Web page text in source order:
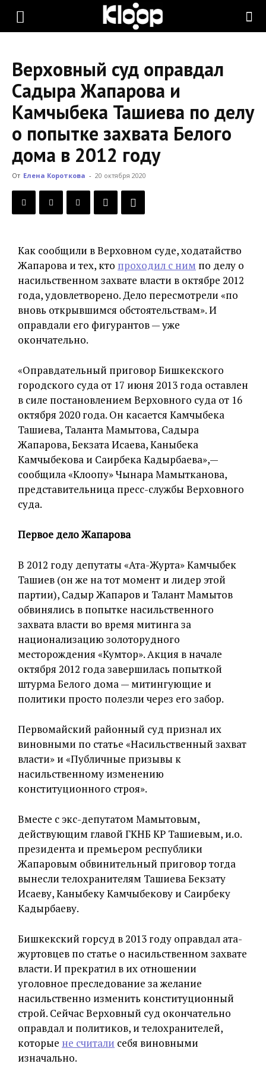
KLOOP.KG
Новости
Кыргызстана
Верховный суд оправдал
Садыра Жапарова и
Камчыбека Ташиева по делу
о попытке захвата Белого
дома в 2012 году
От Елена Короткова - 20 октября 2020
Как сообщили в Верховном суде, ходатайство
Жапарова и тех, кто проходил с ним по делу о
насильственном захвате власти в октябре 2012
года, удовлетворено. Дело пересмотрели «по
вновь открывшимся обстоятельствам». И
оправдали его фигурантов — уже
окончательно.
«Оправдательный приговор Бишкекского
городского суда от 17 июня 2013 года оставлен
в силе постановлением Верховного суда от 16
октября 2020 года. Он касается Камчыбека
Ташиева, Таланта Мамытова, Садыра
Жапарова, Бекзата Исаева, Каныбека
Камчыбекова и Саирбека Кадырбаева»,—
сообщила «Клоопу» Чынара Мамытканова,
представительница пресс-службы Верховного
суда.
Первое дело Жапарова
В 2012 году депутаты «Ата-Журта» Камчыбек
Ташиев (он же на тот момент и лидер этой
партии), Садыр Жапаров и Талант Мамытов
обвинялись в попытке насильственного
захвата власти во время митинга за
национализацию золоторудного
месторождения «Кумтор». Акция в начале
октября 2012 года завершилась попыткой
штурма Белого дома — митингующие и
политики просто полезли через его забор.
Первомайский районный суд признал их
виновными по статье «Насильственный захват
власти» и «Публичные призывы к
насильственному изменению
конституционного строя».
Вместе с экс-депутатом Мамытовым,
действующим главой ГКНБ КР Ташиевым, и.о.
президента и премьером республики
Жапаровым обвинительный приговор тогда
вынесли телохранителям Ташиева Бекзату
Исаеву, Каныбеку Камчыбекову и Саирбеку
Кадырбаеву.
Бишкекский горсуд в 2013 году оправдал ата-
журтовцев по статье о насильственном захвате
власти. И прекратил в их отношении
уголовное преследование за желание
насильственно изменить конституционный
строй. Сейчас Верховный суд окончательно
оправдал и политиков, и телохранителей,
которые не считали себя виновными
изначально.